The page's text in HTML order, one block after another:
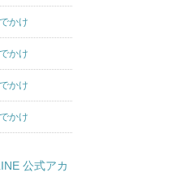
かけ
かけ
かけ
かけ